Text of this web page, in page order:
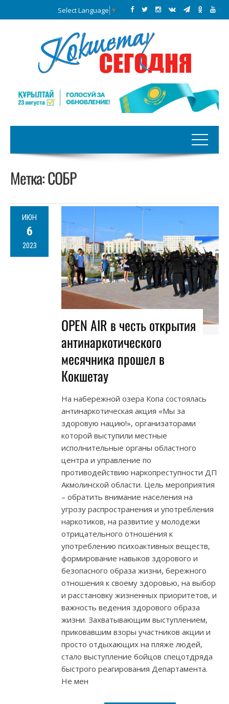
Select Language ▼
Метка:СОБР
ИЮН
6
2023
OPEN AIR в честь открытия
антинаркотического
месячника прошел в
Кокшетау
На набережной озера Копа состоялась
антинаркотическая акция «Мы за
здоровую нацию!», организаторами
которой выступили местные
исполнительные органы областного
центра и управление по
противодействию наркопреступности ДП
Акмолинской области. Цель мероприятия
– обратить внимание населения на
угрозу распространения и употребления
наркотиков, на развитие у молодежи
отрицательного отношения к
употреблению психоактивных веществ,
формирование навыков здорового и
безопасного образа жизни, бережного
отношения к своему здоровью, на выбор
и расстановку жизненных приоритетов, и
важность ведения здорового образа
жизни. Захватывающим выступлением,
приковавшим взоры участников акции и
просто отдыхающих на пляже людей,
стало выступление бойцов спецотдряда
быстрого реагирования Департамента.
Не мен